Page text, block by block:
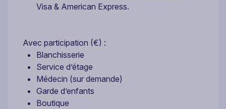
Visa & American Express.
Avec participation (€) :
Blanchisserie
Service d’étage
Médecin (sur demande)
Garde d’enfants
Boutique